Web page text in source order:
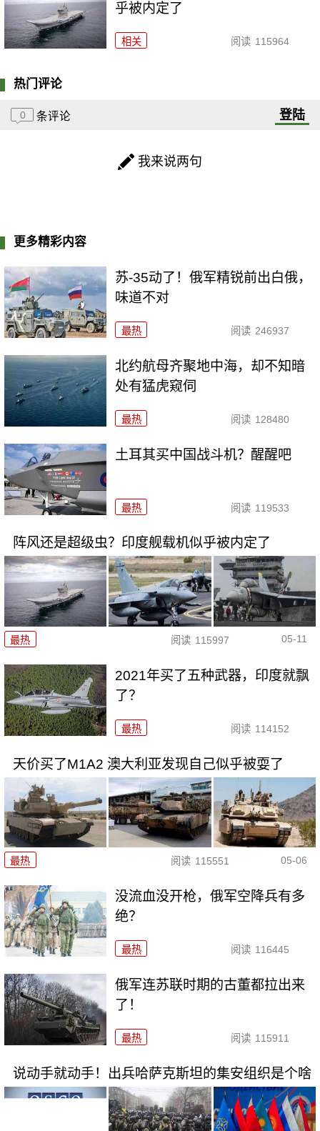
乎被内定了
相关 阅读 115964
热门评论
0 条评论 登陆
我来说两句
更多精彩内容
苏-35动了！俄军精锐前出白俄，
味道不对
最热 阅读 246937
北约航母齐聚地中海，却不知暗
处有猛虎窥伺
最热 阅读 128480
土耳其买中国战斗机？醒醒吧
最热 阅读 119533
阵风还是超级虫？印度舰载机似乎被内定了
最热 阅读 115997 05-11
2021年买了五种武器，印度就飘
了？
最热 阅读 114152
天价买了M1A2 澳大利亚发现自己似乎被耍了
最热 阅读 115551 05-06
没流血没开枪，俄军空降兵有多
绝？
最热 阅读 116445
俄军连苏联时期的古董都拉出来
了！
最热 阅读 115911
说动手就动手！出兵哈萨克斯坦的集安组织是个啥